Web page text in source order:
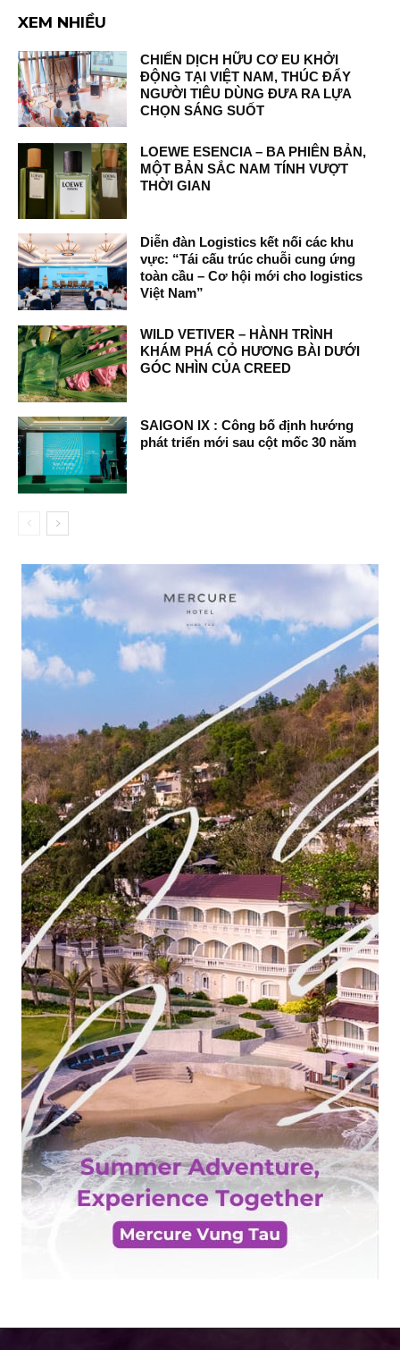
XEM NHIỀU
CHIẾN DỊCH HỮU CƠ EU KHỞI
ĐỘNG TẠI VIỆT NAM, THÚC ĐẨY
NGƯỜI TIÊU DÙNG ĐƯA RA LỰA
CHỌN SÁNG SUỐT
LOEWE ESENCIA – BA PHIÊN BẢN,
MỘT BẢN SẮC NAM TÍNH VƯỢT
THỜI GIAN
Diễn đàn Logistics kết nối các khu
vực: “Tái cấu trúc chuỗi cung ứng
toàn cầu – Cơ hội mới cho logistics
Việt Nam”
WILD VETIVER – HÀNH TRÌNH
KHÁM PHÁ CỎ HƯƠNG BÀI DƯỚI
GÓC NHÌN CỦA CREED
SAIGON IX : Công bố định hướng
phát triển mới sau cột mốc 30 năm